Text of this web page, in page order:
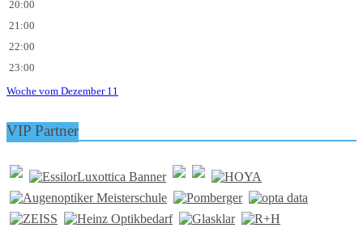
20:00
21:00
22:00
23:00
Woche vom Dezember 11
VIP Partner